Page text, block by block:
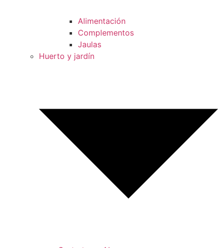
Alimentación
Complementos
Jaulas
Huerto y jardín